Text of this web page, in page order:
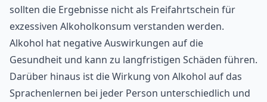
sollten die Ergebnisse nicht als Freifahrtschein für
exzessiven Alkoholkonsum verstanden werden.
Alkohol hat negative Auswirkungen auf die
Gesundheit und kann zu langfristigen Schäden führen.
Darüber hinaus ist die Wirkung von Alkohol auf das
Sprachenlernen bei jeder Person unterschiedlich und